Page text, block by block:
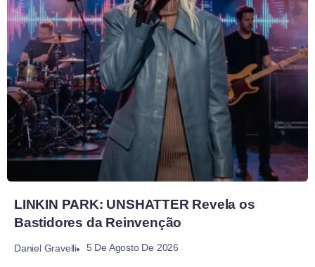
LINKIN PARK: UNSHATTER Revela os
Bastidores da Reinvenção
Daniel Gravelli 5 De Agosto De 2026